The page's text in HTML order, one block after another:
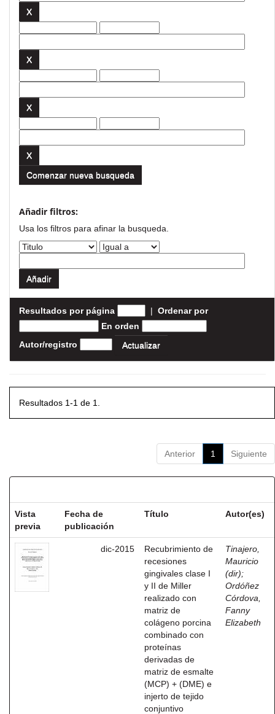
Comenzar nueva busqueda
Añadir filtros:
Usa los filtros para afinar la busqueda.
Resultados por página | Ordenar por
En orden
Autor/registro
Resultados 1-1 de 1.
Anterior 1 Siguiente
Vista
previa
Fecha de
publicación
Título Autor(es)
dic-2015
Recubrimiento de
recesiones
gingivales clase I
y II de Miller
realizado con
matriz de
colágeno porcina
combinado con
proteínas
derivadas de
matriz de esmalte
(MCP) + (DME) e
injerto de tejido
conjuntivo
Tinajero,
Mauricio
(dir);
Ordóñez
Córdova,
Fanny
Elizabeth